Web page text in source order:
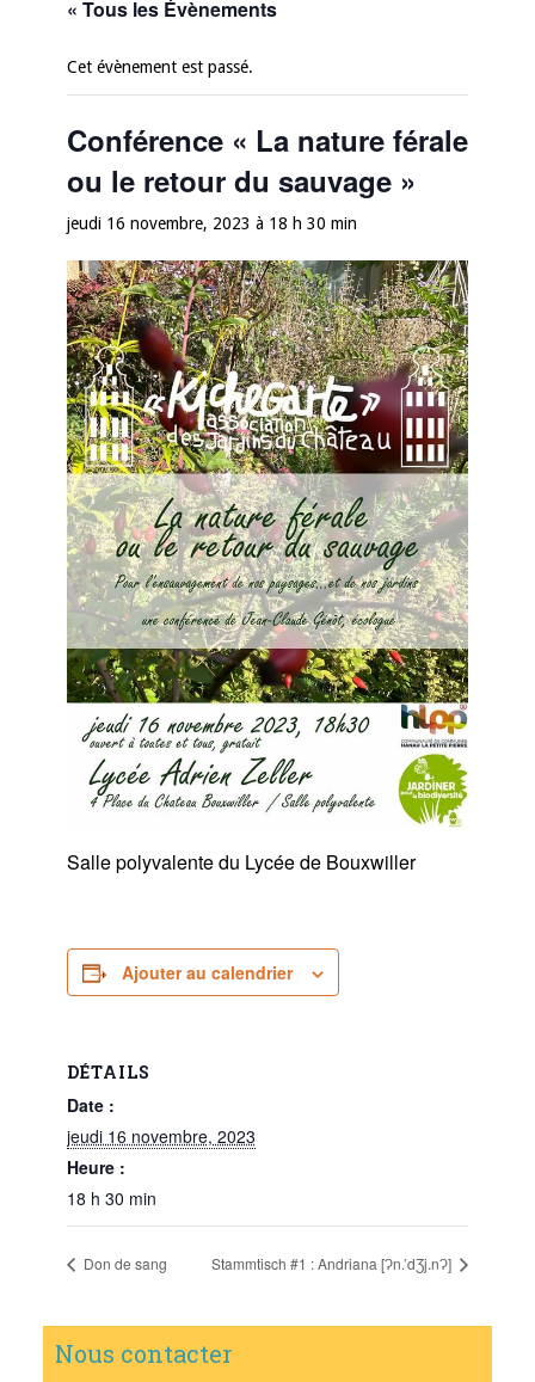
« Tous les Évènements
Cet évènement est passé.
Conférence « La nature férale
ou le retour du sauvage »
jeudi 16 novembre, 2023 à 18 h 30 min
Salle polyvalente du Lycée de Bouxwiller
Ajouter au calendrier
DÉTAILS
Date :
jeudi 16 novembre, 2023
Heure :
18 h 30 min
Don de sang Stammtisch #1 : Andriana [Ɂn.’dƷj.nɁ]
Nous contacter